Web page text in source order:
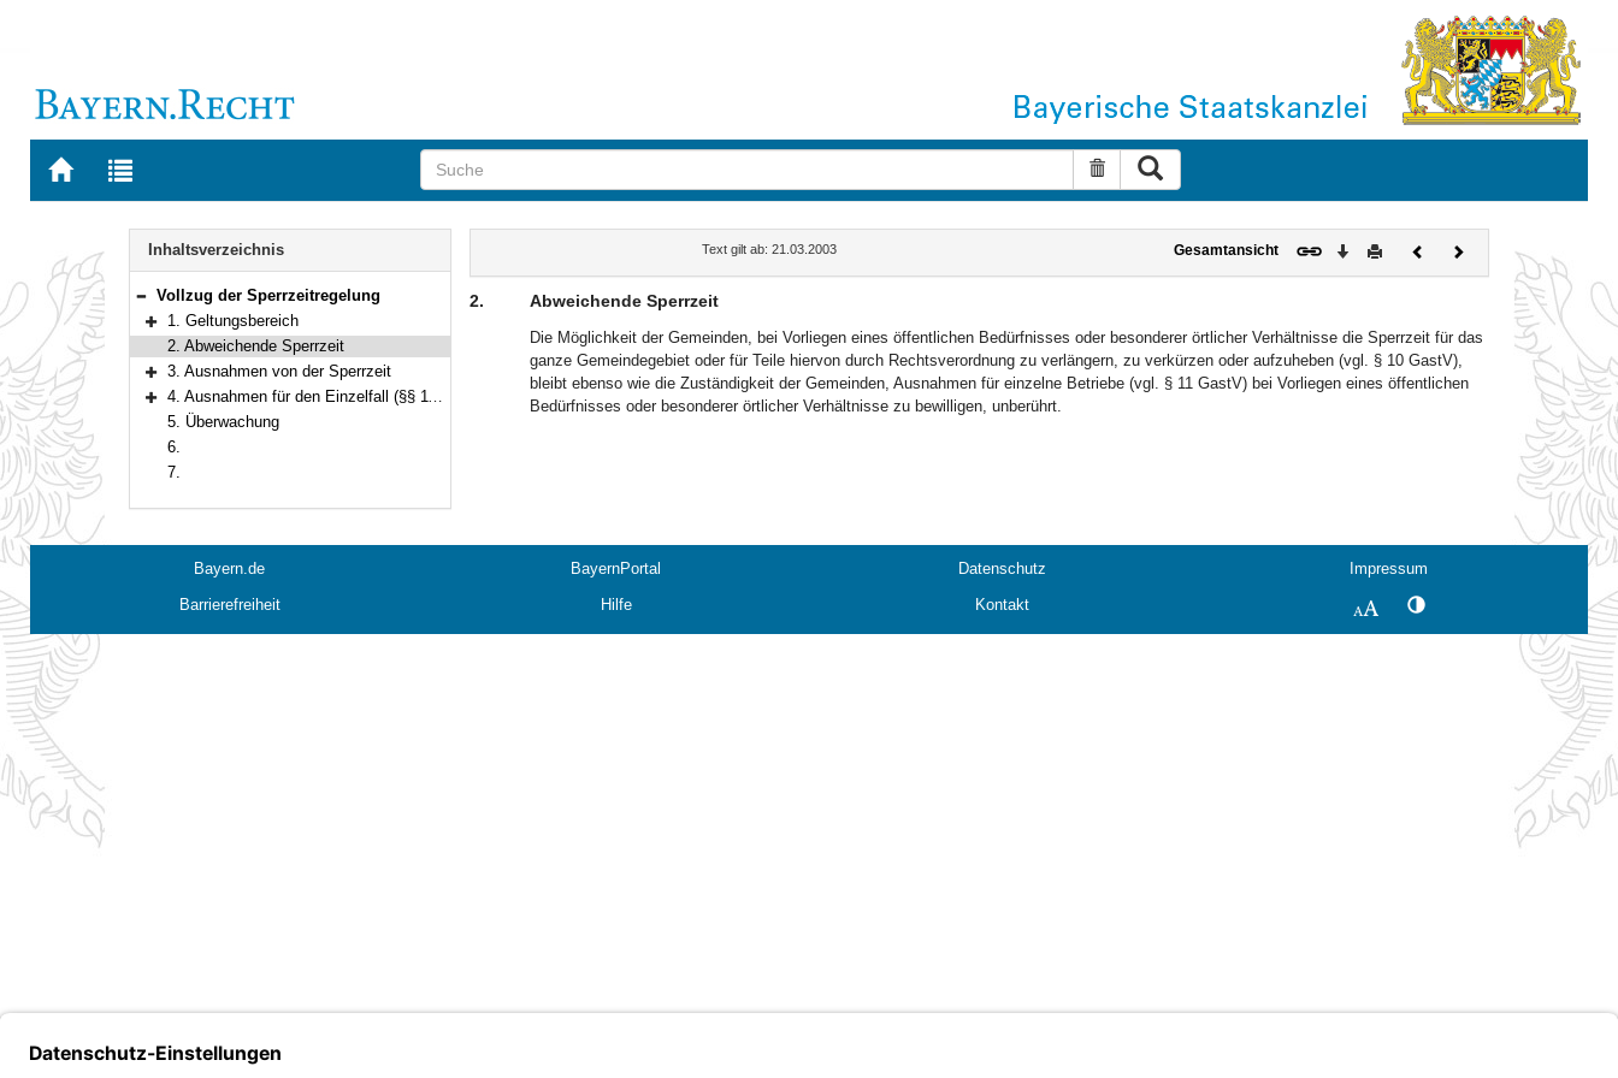
Zur
BAYERN.RECHT
Zur
letzten
Suche zurücksetzen
Navigation
Inhaltsverzeichnis
Bereich reduzieren
Vollzug der Sperrzeitregelung
Bereich erweitern
1. Geltungsbereich
2. Abweichende Sperrzeit
Bereich erweitern
3. Ausnahmen von der Sperrzeit
Bereich erweitern
4. Ausnahmen für den Einzelfall (§§ 11, 1 Abs. 6 GastV)
5. Überwachung
6.
7.
Text gilt ab: 21.03.2003 Gesamtansicht Download
DruckenVorherigesNächstes
Dokument
2. Abweichende Sperrzeit
Die Möglichkeit der Gemeinden, bei Vorliegen eines öffentlichen Bedürfnisses oder besonderer örtlicher Verhältnisse die Sperrzeit für das
ganze Gemeindegebiet oder für Teile hiervon durch Rechtsverordnung zu verlängern, zu verkürzen oder aufzuheben (vgl. § 10 GastV),
bleibt ebenso wie die Zuständigkeit der Gemeinden, Ausnahmen für einzelne Betriebe (vgl. § 11 GastV) bei Vorliegen eines öffentlichen
Bedürfnisses oder besonderer örtlicher Verhältnisse zu bewilligen, unberührt.
Bayern.de BayernPortal Datenschutz
Impressum
Barrierefreiheit
Hilfe Kontakt SchriftgrößeKontrastwechsel